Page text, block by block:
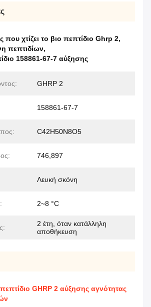
που χτίζει το βιο πεπτίδιο Ghrp 2,
πεπτιδίων,
158861-67-7 αύξησης
GHRP 2
158861-67-7
C42H50N8O5
746,897
Λευκή σκόνη
2~8 °C
2 έτη, όταν κατάλληλη
αποθήκευση
GHRP 2 αύξησης αγνότητας